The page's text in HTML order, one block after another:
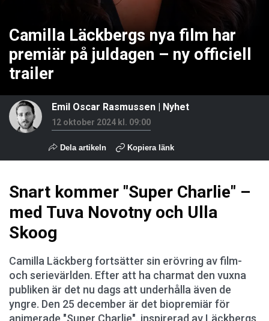
Camilla Läckbergs nya film har
premiär på juldagen – ny officiell
trailer
Emil Oscar Rasmussen | Nyhet
12 oktober 2024 kl. 09:00
Dela artikeln Kopiera länk
Snart kommer "Super Charlie" –
med Tuva Novotny och Ulla
Skoog
Camilla Läckberg fortsätter sin erövring av film-
och serievärlden. Efter att ha charmat den vuxna
publiken är det nu dags att underhålla även de
yngre. Den 25 december är det biopremiär för
animerade "Super Charlie", inspirerad av Läckbergs